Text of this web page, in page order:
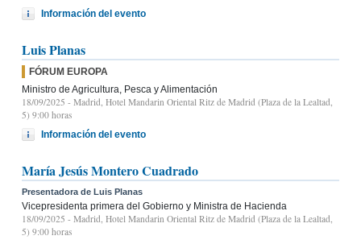
Información del evento
Luis Planas
FÓRUM EUROPA
Ministro de Agricultura, Pesca y Alimentación
18/09/2025 - Madrid, Hotel Mandarin Oriental Ritz de Madrid (Plaza de la Lealtad,
5) 9:00 horas
Información del evento
María Jesús Montero Cuadrado
Presentadora de Luis Planas
Vicepresidenta primera del Gobierno y Ministra de Hacienda
18/09/2025 - Madrid, Hotel Mandarin Oriental Ritz de Madrid (Plaza de la Lealtad,
5) 9:00 horas